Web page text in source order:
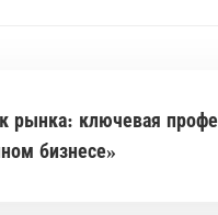
рынка: ключевая
бизнесе»